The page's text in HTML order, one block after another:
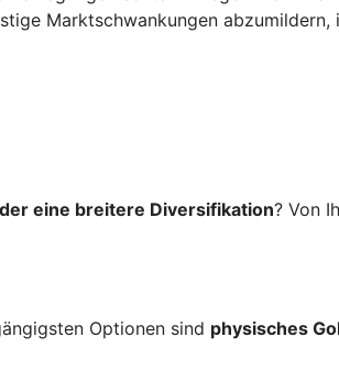
Marktschwankungen
eine breitere Diversifikation? Von
Optionen sind physisches